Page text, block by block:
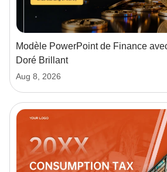
Modèle PowerPoint de Finance
Doré Brillant
Aug 8, 2026